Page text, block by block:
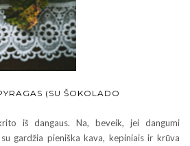
(SU ŠOKOLADO
iš dangaus. Na, beveik, jei dangumi
gardžia pieniška kava, kepiniais ir krūva